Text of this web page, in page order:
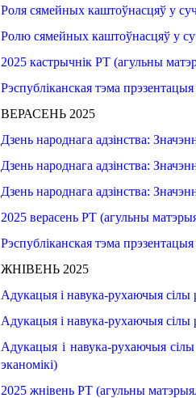
Роля сямейных каштоўнасцяў у
Ролю сямейных каштоўнасцяў у
2025 кастрычнік РТ (агульны
Рэспубліканская тэма прэзентацыя
ВЕРАСЕНЬ 2025
Дзень народнага адзінства:
Дзень народнага адзінства:
Дзень народнага адзінства:
2025 верасень РТ (агульны
Рэспубліканская тэма прэзентацыя
ЖНІВЕНЬ 2025
Адукацыя і навука-рухаючыя сілы
Адукацыя і навука-рухаючыя сілы
Адукацыя і навука-рухаючыя сілы
эканомікі)
2025 жнівень РТ (агульны